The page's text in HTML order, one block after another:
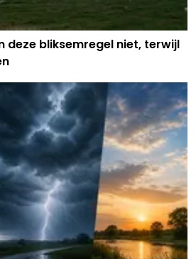
deze bliksemregel niet, terwijl